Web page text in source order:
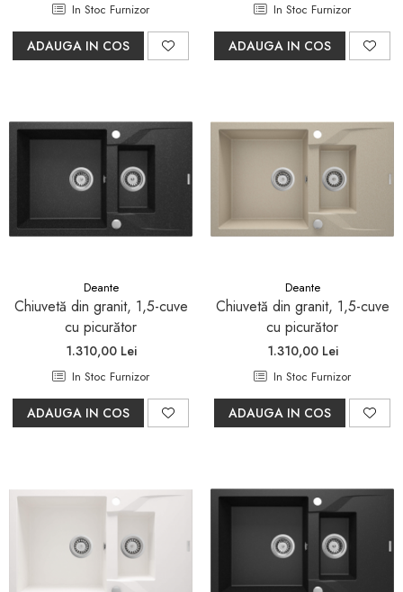
Oglinzi baie, oglinzi
cosmetice si corpuri de
iluminat
Accesorii baie
Savoniere
Suport periute dinti
Suport hartie igienica
Dozator sapun
Cuiere si suporti prosop
Cosuri de gunoi
Sifoane, racorduri si ventile
Accesorii diverse
In Stoc Furnizor
ADAUGA IN COS
In Stoc Furnizor
ADAUGA IN COS
Deante
Chiuvetă din granit, 1,5-cuve
cu picurător
1.310,00 Lei
In Stoc Furnizor
ADAUGA IN COS
Deante
Chiuvetă din granit, 1,5-cuve
cu picurător
1.310,00 Lei
In Stoc Furnizor
ADAUGA IN COS